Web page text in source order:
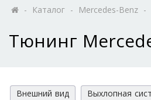
- Каталог - Mercedes-Benz -
Тюнинг
Внешний вид Выхлопная